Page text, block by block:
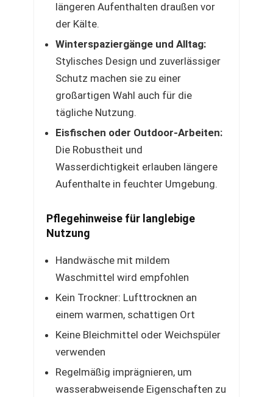
längeren Aufenthalten draußen vor
der Kälte.
Winterspaziergänge und Alltag:
Stylisches Design und zuverlässiger
Schutz machen sie zu einer
großartigen Wahl auch für die
tägliche Nutzung.
Eisfischen oder Outdoor-Arbeiten:
Die Robustheit und
Wasserdichtigkeit erlauben längere
Aufenthalte in feuchter Umgebung.
Pflegehinweise für langlebige
Nutzung
Handwäsche mit mildem
Waschmittel wird empfohlen
Kein Trockner: Lufttrocknen an
einem warmen, schattigen Ort
Keine Bleichmittel oder Weichspüler
verwenden
Regelmäßig imprägnieren, um
wasserabweisende Eigenschaften zu